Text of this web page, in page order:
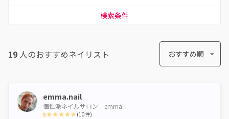
検索条件
19 人のおすすめネイリスト おすすめ順
emma.nail
個性派ネイルサロン emma
5 (10件)